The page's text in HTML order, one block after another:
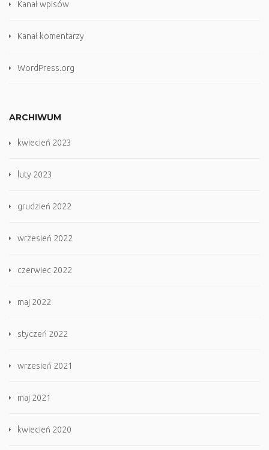
Kanał wpisów
Kanał komentarzy
WordPress.org
ARCHIWUM
kwiecień 2023
luty 2023
grudzień 2022
wrzesień 2022
czerwiec 2022
maj 2022
styczeń 2022
wrzesień 2021
maj 2021
kwiecień 2020